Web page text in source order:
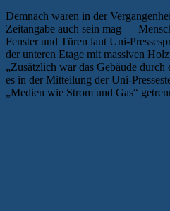
Demnach waren in der
Zeitangabe auch sein mag —
Fenster und Türen laut Uni-
der unteren Etage mit massiven
„Zusätzlich war das Gebäude
es in der Mitteilung der Uni-
„Medien wie Strom und Gas“